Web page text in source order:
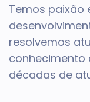
Temos paixão
resolvemos
conhecimento
décadas de